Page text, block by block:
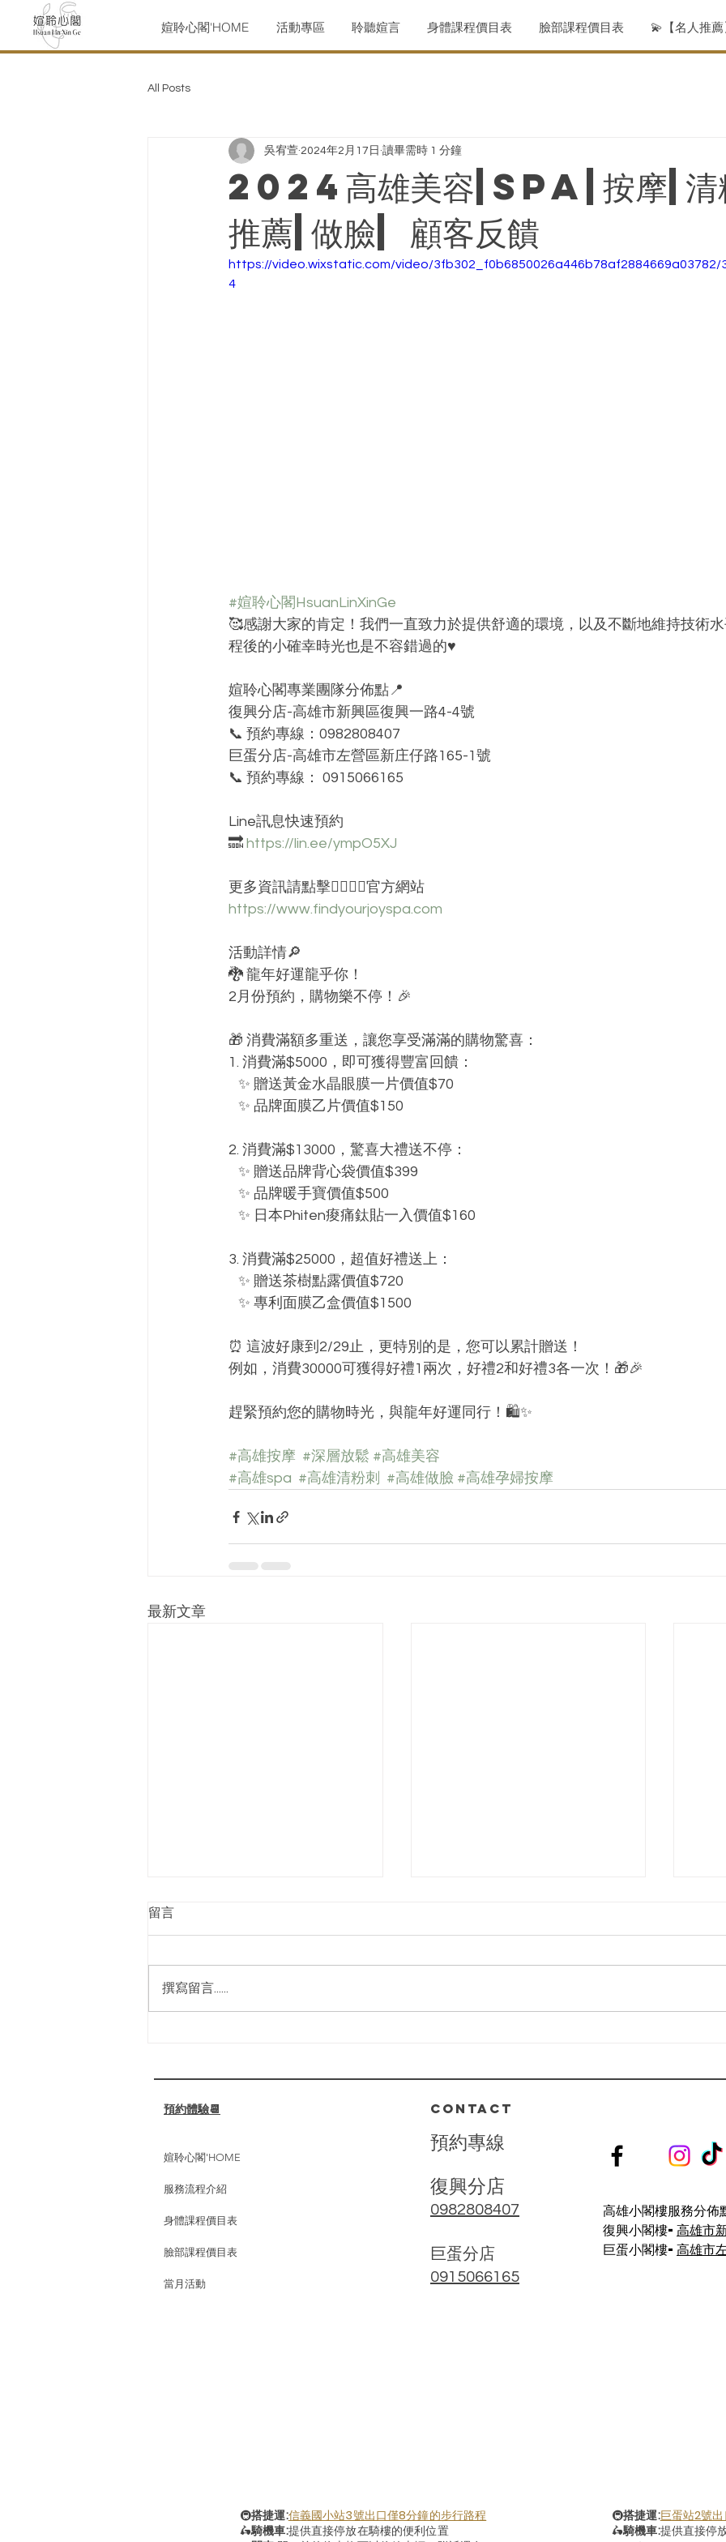
媗聆心閣'HOME 活動專區 聆聽媗言 身體課程價目表 臉部課程價目表 💫【名人推
All Posts
2024高雄美容|spa|按摩|清
推薦|做臉| 顧客反饋
吳宥萱 2024年2月17日 讀畢需時 1 分鐘
https://video.wixstatic.com/video/3fb302_f0b6850026a446b78af2884669a03782/
4
#媗聆心閣HsuanLinXinGe
🥰感謝大家的肯定！我們一直致力於提供舒適的環境，以及不斷地維持技術
程後的小確幸時光也是不容錯過的♥️
媗聆心閣專業團隊分佈點📍
復興分店-高雄市新興區復興一路4-4號
📞 預約專線：0982808407
巨蛋分店-高雄市左營區新庄仔路165-1號
📞 預約專線： 0915066165
Line訊息快速預約
🔜 https://lin.ee/ympO5XJ
更多資訊請點擊👇🏻👇🏻官方網站
https://www.findyourjoyspa.com
活動詳情🔎
🐉 龍年好運龍乎你！
2月份預約，購物樂不停！🎉
🎁 消費滿額多重送，讓您享受滿滿的購物驚喜：
1. 消費滿$5000，即可獲得豐富回饋：
   ✨ 贈送黃金水晶眼膜一片價值$70
   ✨ 品牌面膜乙片價值$150
2. 消費滿$13000，驚喜大禮送不停：
   ✨ 贈送品牌背心袋價值$399
   ✨ 品牌暖手寶價值$500
   ✨ 日本Phiten痠痛鈦貼一入價值$160
3. 消費滿$25000，超值好禮送上：
   ✨ 贈送茶樹點露價值$720
   ✨ 專利面膜乙盒價值$1500
⏰ 這波好康到2/29止，更特別的是，您可以累計贈送！
例如，消費30000可獲得好禮1兩次，好禮2和好禮3各一次！🎁🎉
趕緊預約您的購物時光，與龍年好運同行！🛍️✨
#高雄按摩 #深層放鬆 #高雄美容
#高雄spa #高雄清粉刺 #高雄做臉 #高雄孕婦按摩
最新文章
2025高雄按摩芳療spa
是否時常隱隱作痛？壓力與疲勞是
✔️ 促進淋巴循環，減輕水腫，幫
決肌膚屏障受損、深層乾燥、泛紅
深|
留言
撰寫留言......
預約體驗📆
媗聆心閣'HOME
服務流程介紹
身體課程價目表
臉部課程價目表
當月活動
CONTACT
預約專線
復興分店
0982808407
​巨蛋分店
0915066165
🚇搭捷運:信義國小站3號出口僅8分鐘的步行路程
🛵騎機車:提供直接停放在騎樓的便利位置
高雄小閣樓服務分佈
復興小閣樓- 高雄市
巨蛋小閣樓- 高雄市
🚇搭捷運:巨蛋站2號
🛵騎機車:提供直接停